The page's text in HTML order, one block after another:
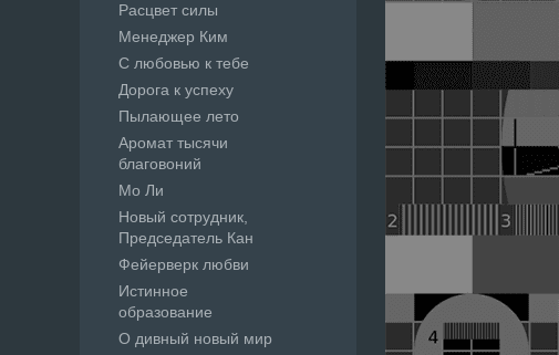
Расцвет силы
Менеджер Ким
С любовью к тебе
Дорога к успеху
Пылающее лето
Аромат тысячи
благовоний
Мо Ли
Новый сотрудник,
Председатель Кан
Фейерверк любви
Истинное
образование
О дивный новый мир